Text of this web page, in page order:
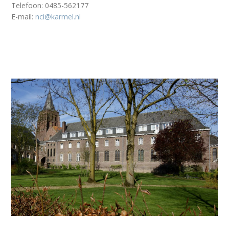
Telefoon: 0485-562177
E-mail: nci@karmel.nl